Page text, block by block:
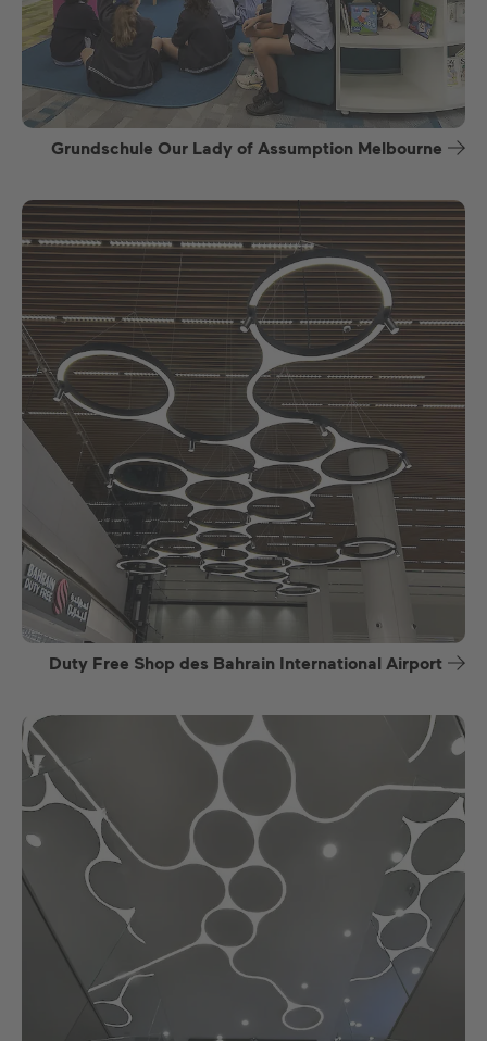
Grundschule Our Lady of Assumption Melbourne
Duty Free Shop des Bahrain International Airport